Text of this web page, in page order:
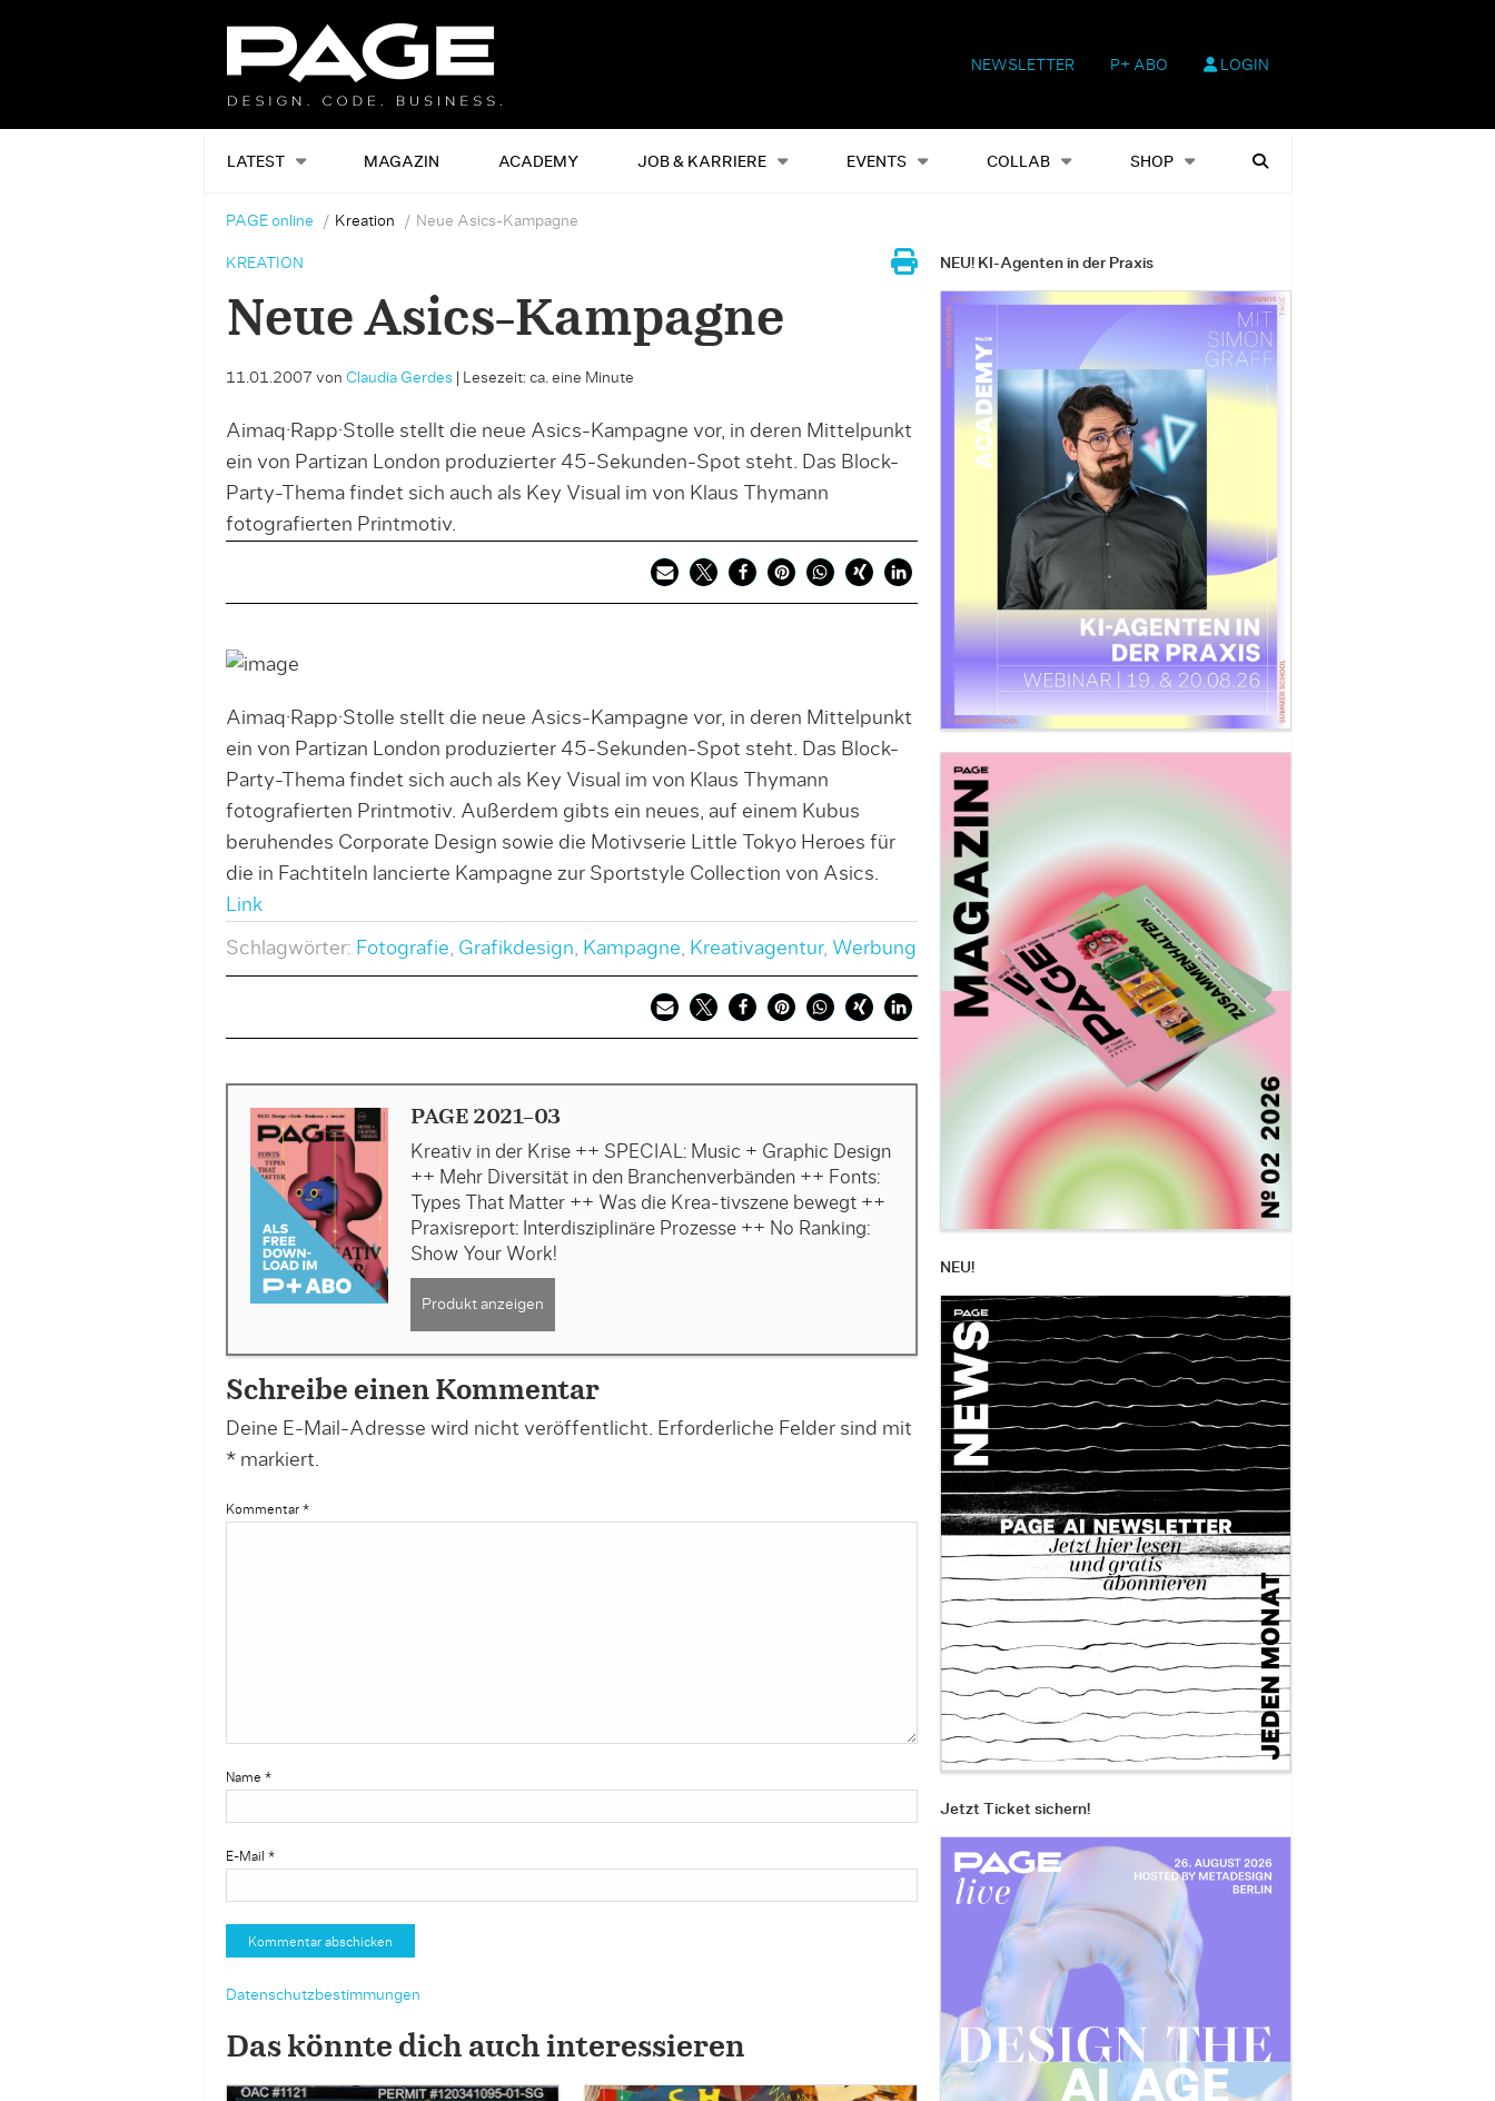
NEWSLETTER P+ ABO LOGIN
LATEST MAGAZIN ACADEMY JOB & KARRIERE EVENTS COLLAB SHOP
Alles Events Shop Heftausgaben Suchen
PAGE online Kreation Neue Asics-Kampagne
KREATION
Neue Asics-Kampagne
11.01.2007 von Claudia Gerdes Lesezeit: ca. eine Minute
Aimaq·Rapp·Stolle stellt die neue Asics-Kampagne vor, in deren Mittelpunkt
ein von Partizan London produzierter 45-Sekunden-Spot steht. Das Block-
Party-Thema findet sich auch als Key Visual im von Klaus Thymann
fotografierten Printmotiv.
Aimaq·Rapp·Stolle stellt die neue Asics-Kampagne vor, in deren Mittelpunkt
ein von Partizan London produzierter 45-Sekunden-Spot steht. Das Block-
Party-Thema findet sich auch als Key Visual im von Klaus Thymann
fotografierten Printmotiv. Außerdem gibts ein neues, auf einem Kubus
beruhendes Corporate Design sowie die Motivserie Little Tokyo Heroes für
die in Fachtiteln lancierte Kampagne zur Sportstyle Collection von Asics.
Link
Schlagwörter: Fotografie Grafikdesign Kampagne Kreativagentur, Werbung
PAGE 2021-03
Kreativ in der Krise ++ SPECIAL: Music + Graphic Design
++ Mehr Diversität in den Branchenverbänden ++ Fonts:
Types That Matter ++ Was die Krea-tivszene bewegt ++
Praxisreport: Interdisziplinäre Prozesse ++ No Ranking:
Show Your Work!
Produkt anzeigen
Schreibe einen Kommentar
Deine E-Mail-Adresse wird nicht veröffentlicht.
Erforderliche Felder sind mit
*markiert.
Kommentar *
Name *
E-Mail *
Datenschutzbestimmungen
Das könnte dich auch interessieren
NEU! KI-Agenten in der Praxis
NEU!
Jetzt Ticket sichern!